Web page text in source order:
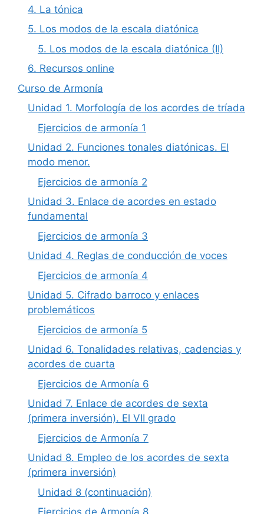
4. La tónica
5. Los modos de la escala diatónica
5. Los modos de la escala diatónica (II)
6. Recursos online
Curso de Armonía
Unidad 1. Morfología de los acordes de tríada
Ejercicios de armonía 1
Unidad 2. Funciones tonales diatónicas. El
modo menor.
Ejercicios de armonía 2
Unidad 3. Enlace de acordes en estado
fundamental
Ejercicios de armonía 3
Unidad 4. Reglas de conducción de voces
Ejercicios de armonía 4
Unidad 5. Cifrado barroco y enlaces
problemáticos
Ejercicios de armonía 5
Unidad 6. Tonalidades relativas, cadencias y
acordes de cuarta
Ejercicios de Armonía 6
Unidad 7. Enlace de acordes de sexta
(primera inversión). El VII grado
Ejercicios de Armonía 7
Unidad 8. Empleo de los acordes de sexta
(primera inversión)
Unidad 8 (continuación)